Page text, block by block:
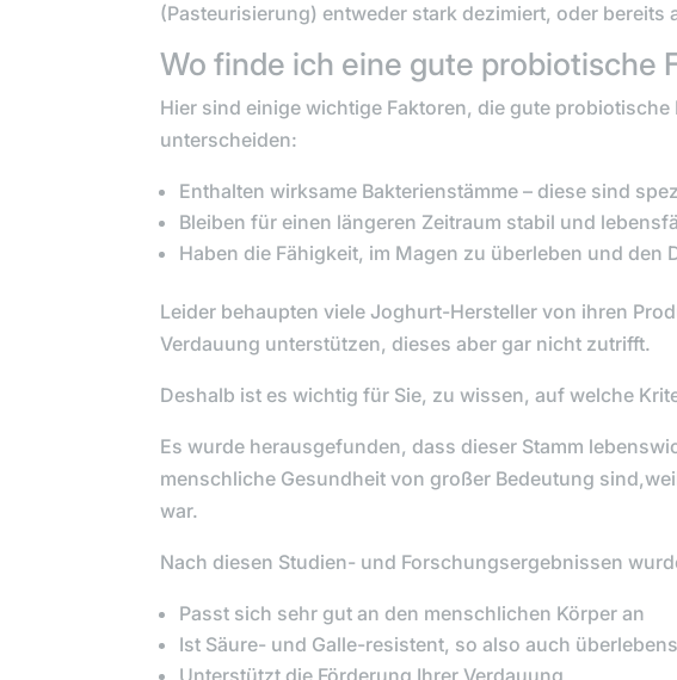
(Pasteurisierung) entweder stark dezimiert, oder bereits
Wo finde ich eine gute probiotische
Hier sind einige wichtige Faktoren, die gute
unterscheiden:
Enthalten wirksame Bakterienstämme – diese sind
Bleiben für einen längeren Zeitraum stabil und
Haben die Fähigkeit, im Magen zu überleben und den
Leider behaupten viele Joghurt-Hersteller von ihren
Verdauung unterstützen, dieses aber gar nicht zutrifft.
Deshalb ist es wichtig für Sie, zu wissen, auf welche
Es wurde herausgefunden, dass dieser Stamm
menschliche Gesundheit von großer Bedeutung
war.
Nach diesen Studien- und Forschungsergebnissen
Passt sich sehr gut an den menschlichen Körper an
Ist Säure- und Galle-resistent, so also auch